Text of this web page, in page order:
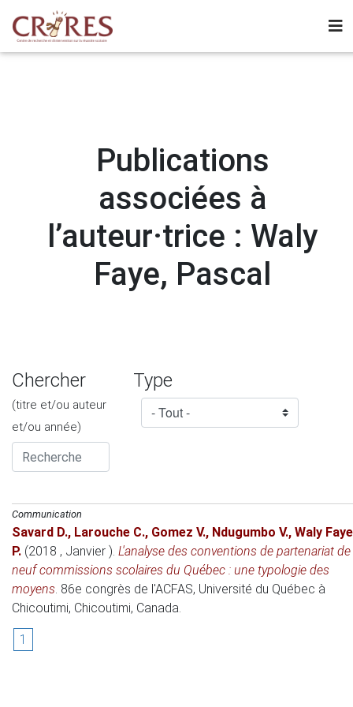
Publications
associées à
l’auteur·trice : Waly
Faye, Pascal
Chercher
(titre et/ou auteur
et/ou année)
Type
Communication
Savard D., Larouche C., Gomez V., Ndugumbo V., Waly Faye
P. (2018 , Janvier ). L'analyse des conventions de partenariat de
neuf commissions scolaires du Québec : une typologie des
moyens. 86e congrès de l'ACFAS, Université du Québec à
Chicoutimi, Chicoutimi, Canada.
1